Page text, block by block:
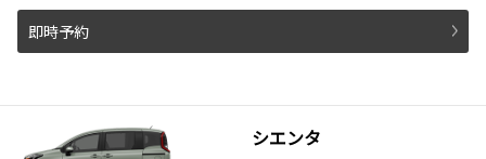
即時予約
シエンタ